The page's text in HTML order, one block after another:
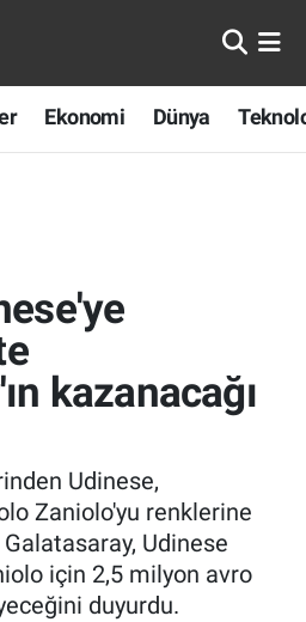
Ekonomi Dünya
kazanacağı
Udinese,
Zaniolo'yu renklerine
Galatasaray, Udinese
için 2,5 milyon avro
duyurdu.
ve Fikstür